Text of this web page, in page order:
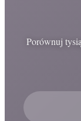
Porównuj